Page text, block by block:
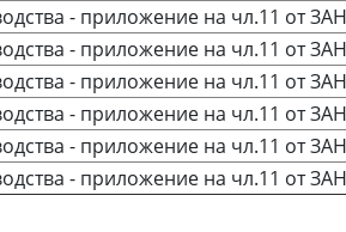
- приложение на чл.11 от
- приложение на чл.11 от
- приложение на чл.11 от
- приложение на чл.11 от
- приложение на чл.11 от
- приложение на чл.11 от